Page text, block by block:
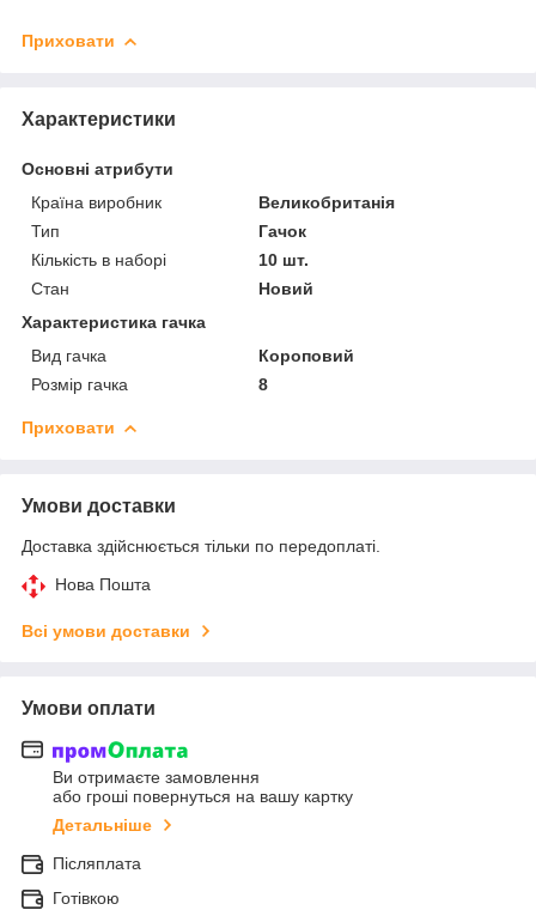
Приховати
Характеристики
Основні атрибути
Країна виробник
Великобританія
Тип
Гачок
Кількість в наборі
10 шт.
Стан
Новий
Характеристика гачка
Вид гачка
Короповий
Розмір гачка
8
Приховати
Умови доставки
Доставка здійснюється тільки по передоплаті.
Нова Пошта
Всі умови доставки
Умови оплати
Ви отримаєте замовлення
або гроші повернуться на вашу картку
Детальніше
Післяплата
Готівкою